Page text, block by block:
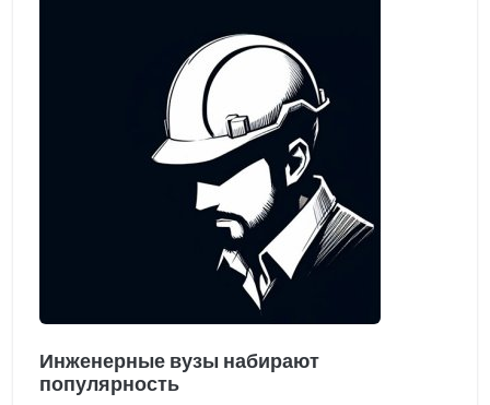
Инженерные вузы набирают
популярность